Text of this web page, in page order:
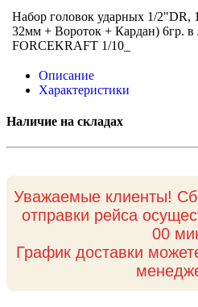
Набор головок ударных 1/2"DR,
32мм + Вороток + Кардан) 6гр. в
FORCEKRAFT 1/10_
Описание
Характеристики
Наличие на складах
Уважаемые клиенты!
отправки рейса
00
График доставки